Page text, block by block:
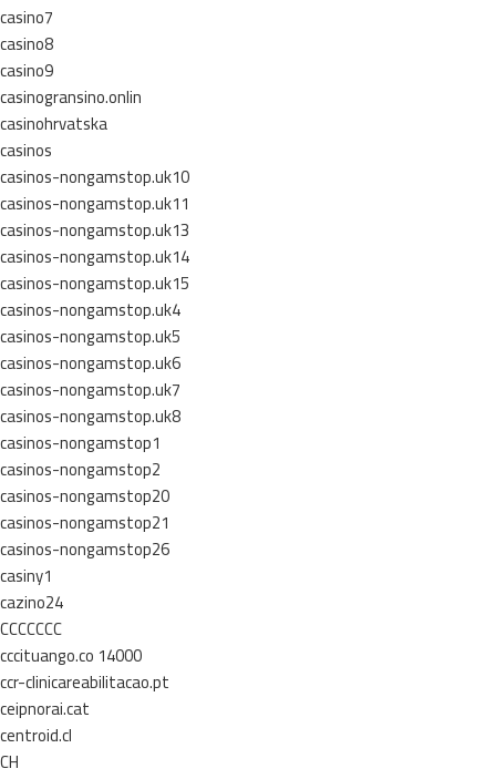
casino7
casino8
casino9
casinogransino.onlin
casinohrvatska
casinos
casinos-nongamstop.uk10
casinos-nongamstop.uk11
casinos-nongamstop.uk13
casinos-nongamstop.uk14
casinos-nongamstop.uk15
casinos-nongamstop.uk4
casinos-nongamstop.uk5
casinos-nongamstop.uk6
casinos-nongamstop.uk7
casinos-nongamstop.uk8
casinos-nongamstop1
casinos-nongamstop2
casinos-nongamstop20
casinos-nongamstop21
casinos-nongamstop26
casiny1
cazino24
CCCCCCC
cccituango.co 14000
ccr-clinicareabilitacao.pt
ceipnorai.cat
centroid.cl
CH